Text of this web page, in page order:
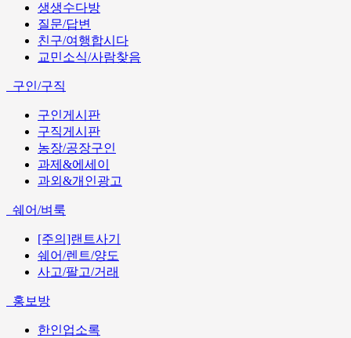
생생수다방
질문/답변
친구/여행합시다
교민소식/사람찾음
구인/구직
구인게시판
구직게시판
농장/공장구인
과제&에세이
과외&개인광고
쉐어/벼룩
[주의]랜트사기
쉐어/렌트/양도
사고/팔고/거래
홍보방
한인업소록